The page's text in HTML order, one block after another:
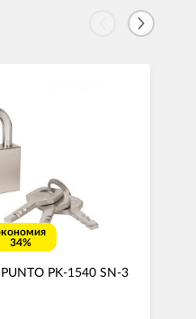
34%
PK-1540 SN-3